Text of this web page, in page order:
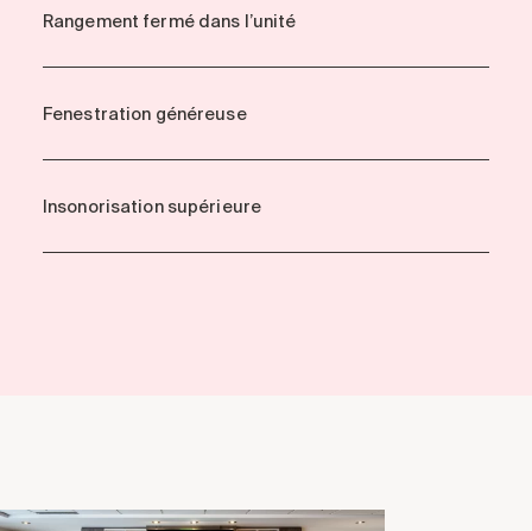
Rangement fermé dans l’unité
Fenestration généreuse
Insonorisation supérieure